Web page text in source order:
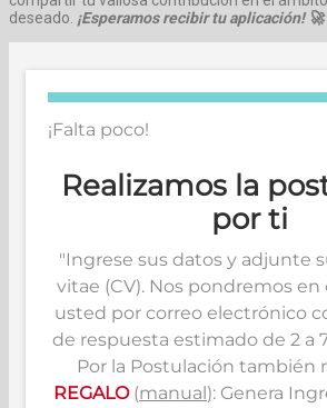
deseado. ¡Esperamos recibir tu aplicación! 🚀